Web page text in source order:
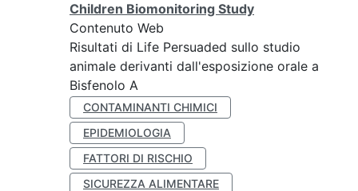
Children Biomonitoring Study
Contenuto Web
Risultati di Life Persuaded sullo studio
animale derivanti dall'esposizione orale a
Bisfenolo A
CONTAMINANTI CHIMICI
EPIDEMIOLOGIA
FATTORI DI RISCHIO
SICUREZZA ALIMENTARE